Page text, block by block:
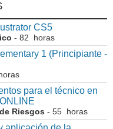
CS5
- 82 horas
1 (Principiante -
para el técnico en
Riesgos - 55 horas